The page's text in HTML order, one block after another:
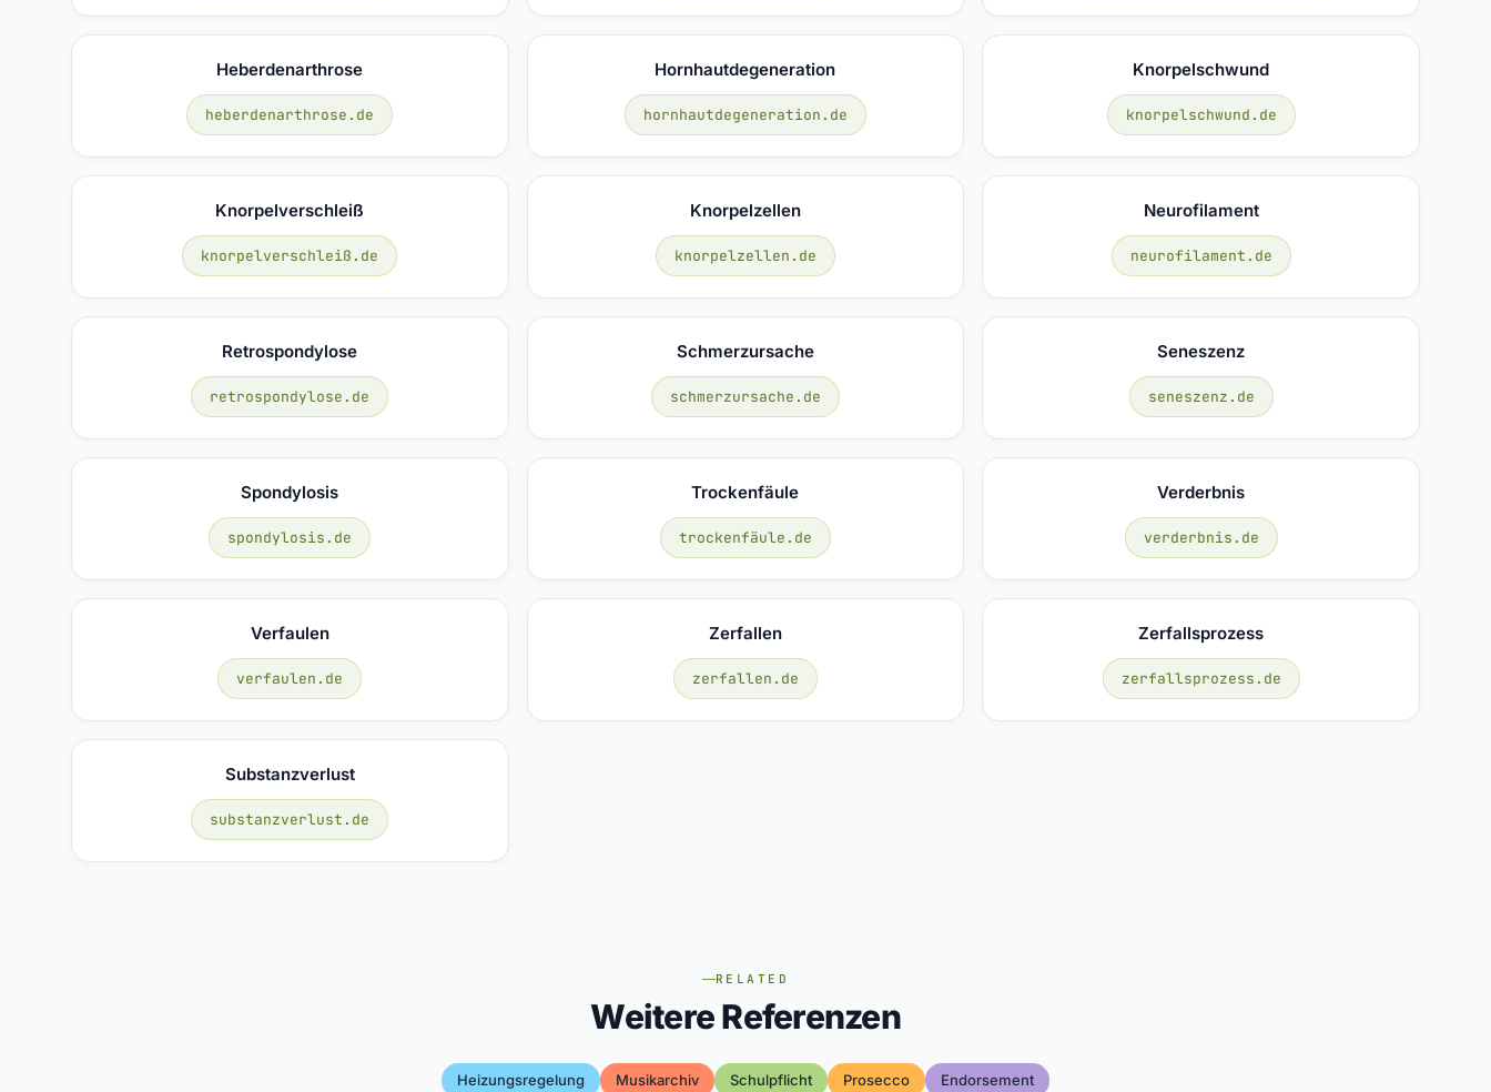
Heberdenarthrose
heberdenarthrose.de
Hornhautdegeneration
hornhautdegeneration.de
Knorpelschwund
knorpelschwund.de
Knorpelverschleiß
knorpelverschleiß.de
Knorpelzellen
knorpelzellen.de
Neurofilament
neurofilament.de
Retrospondylose
retrospondylose.de
Schmerzursache
schmerzursache.de
Seneszenz
seneszenz.de
Spondylosis
spondylosis.de
Trockenfäule
trockenfäule.de
Verderbnis
verderbnis.de
Verfaulen
verfaulen.de
Zerfallen
zerfallen.de
Zerfallsprozess
zerfallsprozess.de
Substanzverlust
substanzverlust.de
RELATED
Weitere Referenzen
Heizungsregelung Musikarchiv Schulpflicht Prosecco Endorsement